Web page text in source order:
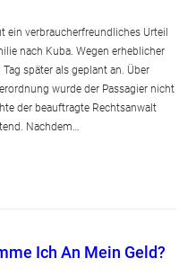
ein verbraucherfreundliches Urteil
nach Kuba. Wegen erheblicher
später als geplant an. Über
wurde der Passagier nicht
der beauftragte Rechtsanwalt
Nachdem…
Ich An Mein Geld?